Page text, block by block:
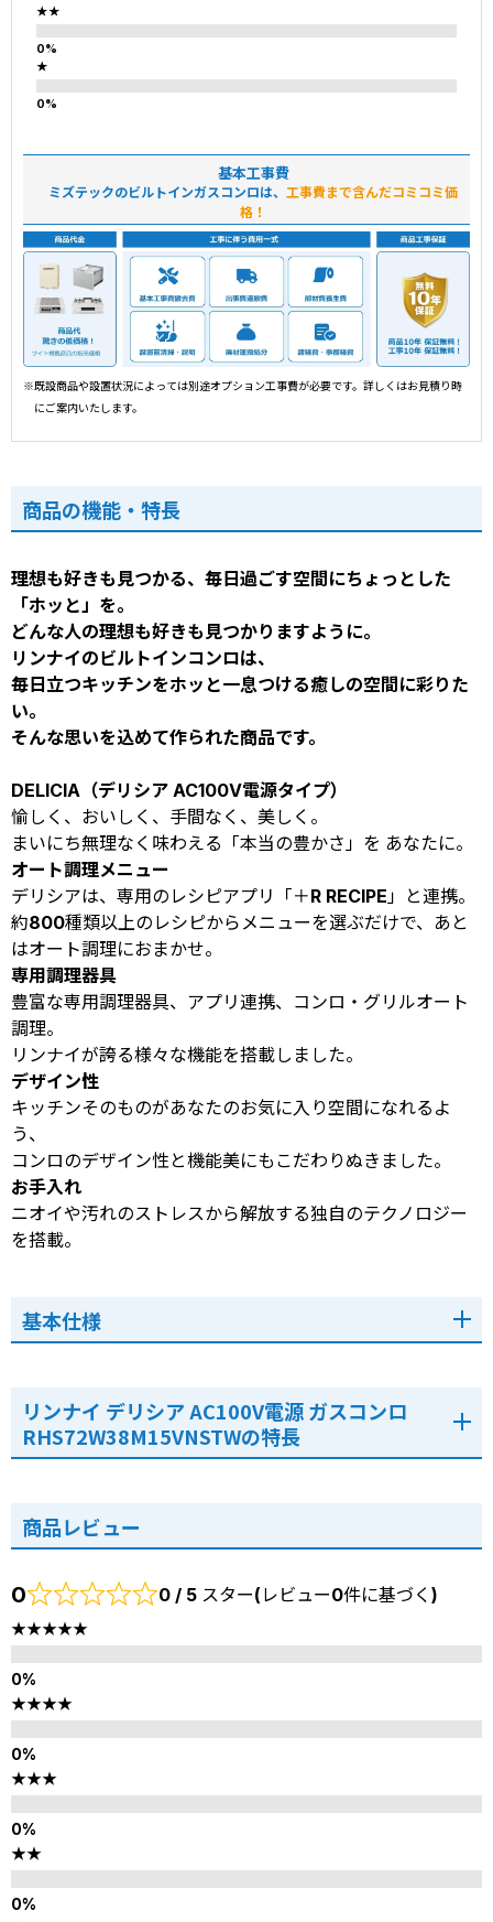
★★
★
基本工事費
ミズテックのビルトインガスコンロは、 工事費まで含んだコミコミ価
格！
※既設商品や設置状況によっては別途オプション工事費が必要です。詳しくはお見積り時
にご案内いたします。
商品の機能・特長
理想も好きも見つかる、毎日過ごす空間にちょっとした
「ホッと」を。
どんな人の理想も好きも見つかりますように。
リンナイのビルトインコンロは、
毎日立つキッチンをホッと一息つける癒しの空間に彩りた
い。
そんな思いを込めて作られた商品です。
DELICIA（デリシア AC100V電源タイプ）
愉しく、おいしく、手間なく、美しく。
まいにち無理なく味わえる「本当の豊かさ」を あなたに。
オート調理メニュー
デリシアは、専用のレシピアプリ「＋R RECIPE」と連携。
約800種類以上のレシピからメニューを選ぶだけで、あと
はオート調理におまかせ。
専用調理器具
豊富な専用調理器具、アプリ連携、コンロ・グリルオート
調理。
リンナイが誇る様々な機能を搭載しました。
デザイン性
キッチンそのものがあなたのお気に入り空間になれるよ
う、
コンロのデザイン性と機能美にもこだわりぬきました。
お手入れ
ニオイや汚れのストレスから解放する独自のテクノロジー
を搭載。
基本仕様
リンナイ デリシア AC100V電源 ガスコンロ
RHS72W38M15VNSTWの特長
商品レビュー
0 0 / 5 スター(レビュー0件に基づく)
★★★★★
★★★★
★★★
★★